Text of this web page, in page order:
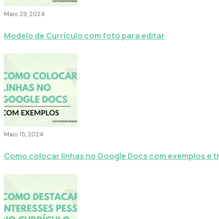
Maio 29, 2024
Modelo de Currículo com foto para editar
Maio 15, 2024
Como colocar linhas no Google Docs com exemplos e